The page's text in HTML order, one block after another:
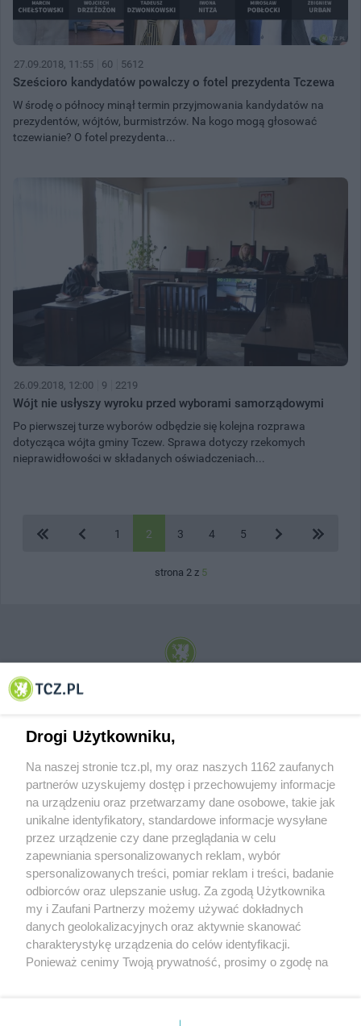
27.09.2018, 11:55 60 5612
Sześcioro kandydatów powalczy o fotel prezydenta Tczewa
W środę o północy minął termin przyjmowania kandydatów na
prezydentów, wójtów, burmistrzów. Na kogo mogą głosować
tczewianie? O fotel prezydenta...
26.09.2018, 12:00 9 2219
Wójt nie usłyszy wyroku przed wyborami samorządowymi
Po pierwszej turze wyborów odbędzie się kolejna rozprawa
dotycząca wójta gminy Tczew. Sprawa dotyczy rzekomych
nieprawidłowości w składanych oświadczeniach...
1 2 3 4 5
strona 2 z 5
© 2001-2026 Tczew - TCZ.PL Sp. z o.o. Internetowy Serwis Informacyjny Miasta
O FIRMIE POLITYKA PRYWATNOŚCI HOSTING
REKLAMA WSPÓŁPRACA RSS FACEBOOK KONTAKT
Nasze serwisy
Aktualności
Tcz24
Muzyka i kultura
Archiwum wydarzeń
Drogi Użytkowniku,
Na naszej stronie tcz.pl, my oraz naszych 1162 zaufanych
partnerów uzyskujemy dostęp i przechowujemy informacje
na urządzeniu oraz przetwarzamy dane osobowe, takie jak
unikalne identyfikatory, standardowe informacje wysyłane
przez urządzenie czy dane przeglądania w celu
zapewniania spersonalizowanych reklam, wybór
spersonalizowanych treści, pomiar reklam i treści, badanie
odbiorców oraz ulepszanie usług. Za zgodą Użytkownika
my i Zaufani Partnerzy możemy używać dokładnych
danych geolokalizacyjnych oraz aktywnie skanować
charakterystykę urządzenia do celów identyfikacji.
Ponieważ cenimy Twoją prywatność, prosimy o zgodę na